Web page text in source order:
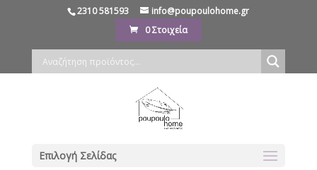
2310 581593
info@poupoulohome.gr
0 Στοιχεία
Επιλογή Σελίδας